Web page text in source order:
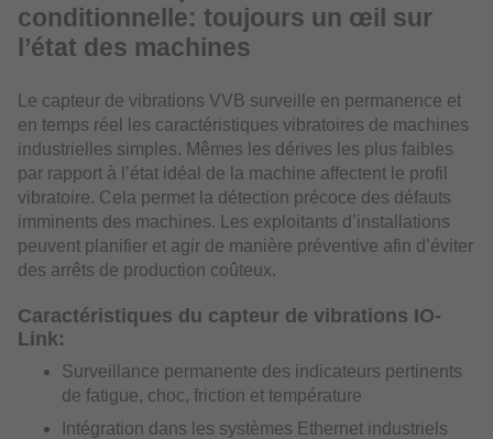
conditionnelle: toujours un œil sur
l’état des machines
Le capteur de vibrations VVB surveille en permanence et
en temps réel les caractéristiques vibratoires de machines
industrielles simples. Mêmes les dérives les plus faibles
par rapport à l’état idéal de la machine affectent le profil
vibratoire. Cela permet la détection précoce des défauts
imminents des machines. Les exploitants d’installations
peuvent planifier et agir de manière préventive afin d’éviter
des arrêts de production coûteux.
Caractéristiques du capteur de vibrations IO-
Link:
Surveillance permanente des indicateurs pertinents
de fatigue, choc, friction et température
Intégration dans les systèmes Ethernet industriels